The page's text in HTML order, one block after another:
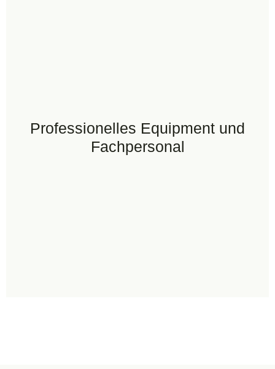
Professionelles Equipment und
Fachpersonal